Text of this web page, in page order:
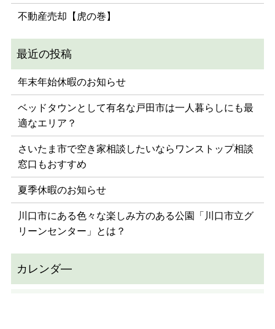
不動産売却【虎の巻】
年末年始休暇のお知らせ
ベッドタウンとして有名な戸田市は一人暮らしにも最
適なエリア？
さいたま市で空き家相談したいならワンストップ相談
窓口もおすすめ
夏季休暇のお知らせ
川口市にある色々な楽しみ方のある公園「川口市立グ
リーンセンター」とは？